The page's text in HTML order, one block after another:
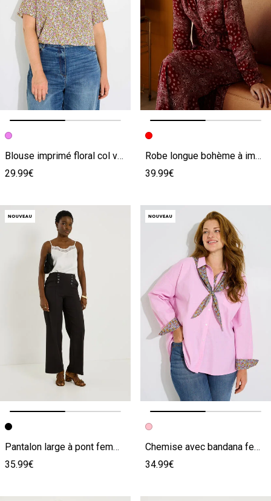
Image précédente
Image suivante
Blouse imprimé floral col volanté femme
29.99€
Image précédente
Image suivante
Robe longue bohème à imprimé bandana
39.99€
Image précédente
Image suivante
Pantalon large à pont femme
35.99€
Image précédente
Image suivante
Chemise avec bandana femme
34.99€